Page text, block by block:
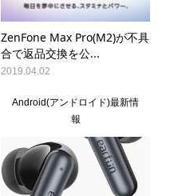
ZenFone Max Pro(M2)が不具
合で返品交換を公...
2019.04.02
Android(アンドロイド)最新情
報